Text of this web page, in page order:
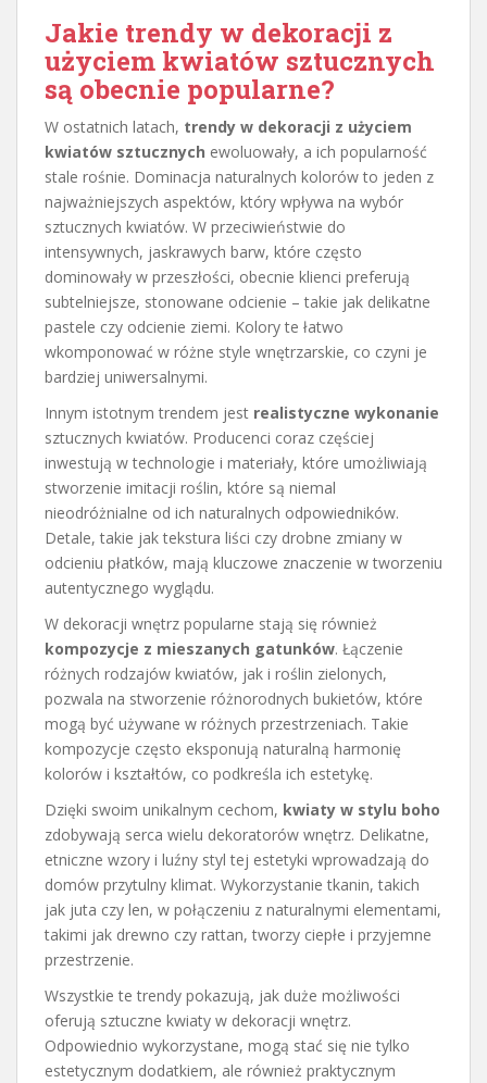
Jakie trendy w dekoracji z
użyciem kwiatów sztucznych
są obecnie popularne?
W ostatnich latach, trendy w dekoracji z użyciem
kwiatów sztucznych ewoluowały, a ich popularność
stale rośnie. Dominacja naturalnych kolorów to jeden z
najważniejszych aspektów, który wpływa na wybór
sztucznych kwiatów. W przeciwieństwie do
intensywnych, jaskrawych barw, które często
dominowały w przeszłości, obecnie klienci preferują
subtelniejsze, stonowane odcienie – takie jak delikatne
pastele czy odcienie ziemi. Kolory te łatwo
wkomponować w różne style wnętrzarskie, co czyni je
bardziej uniwersalnymi.
Innym istotnym trendem jest realistyczne wykonanie
sztucznych kwiatów. Producenci coraz częściej
inwestują w technologie i materiały, które umożliwiają
stworzenie imitacji roślin, które są niemal
nieodróżnialne od ich naturalnych odpowiedników.
Detale, takie jak tekstura liści czy drobne zmiany w
odcieniu płatków, mają kluczowe znaczenie w tworzeniu
autentycznego wyglądu.
W dekoracji wnętrz popularne stają się również
kompozycje z mieszanych gatunków. Łączenie
różnych rodzajów kwiatów, jak i roślin zielonych,
pozwala na stworzenie różnorodnych bukietów, które
mogą być używane w różnych przestrzeniach. Takie
kompozycje często eksponują naturalną harmonię
kolorów i kształtów, co podkreśla ich estetykę.
Dzięki swoim unikalnym cechom, kwiaty w stylu boho
zdobywają serca wielu dekoratorów wnętrz. Delikatne,
etniczne wzory i luźny styl tej estetyki wprowadzają do
domów przytulny klimat. Wykorzystanie tkanin, takich
jak juta czy len, w połączeniu z naturalnymi elementami,
takimi jak drewno czy rattan, tworzy ciepłe i przyjemne
przestrzenie.
Wszystkie te trendy pokazują, jak duże możliwości
oferują sztuczne kwiaty w dekoracji wnętrz.
Odpowiednio wykorzystane, mogą stać się nie tylko
estetycznym dodatkiem, ale również praktycznym